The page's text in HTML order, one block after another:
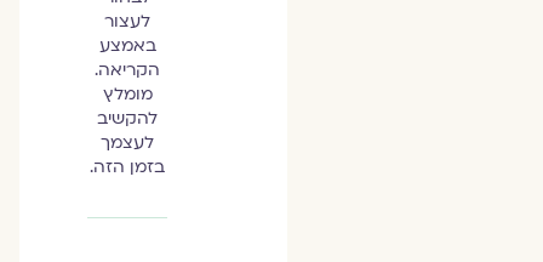
לעצור
באמצע
הקריאה.
מומלץ
להקשיב
לעצמך
בזמן הזה.